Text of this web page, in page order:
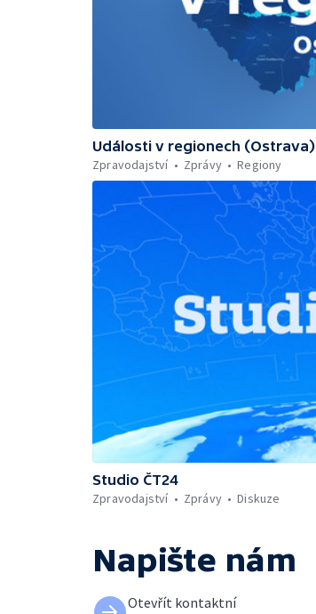
Události v regionech (Ostrava)
Zpravodajství
Zprávy Regiony
Studio ČT24
Zpravodajství
Zprávy Diskuze
Napište nám
Otevřít kontaktní